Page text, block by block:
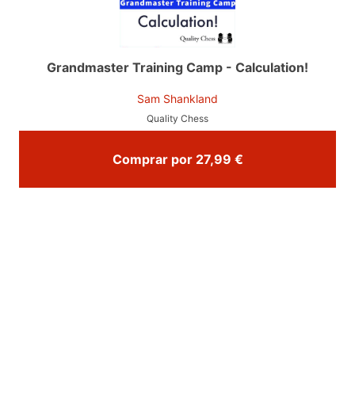
Grandmaster Training Camp - Calculation!
Sam Shankland
Quality Chess
Comprar por 27,99 €